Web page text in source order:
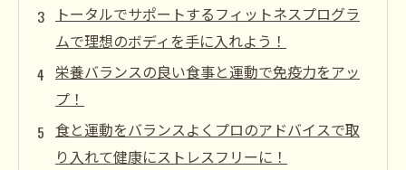
トータルでサポートするフィットネスプログラ
ムで理想のボディを手に入れよう！
栄養バランスの良い食事と運動で免疫力をアッ
プ！
食と運動をバランスよくプロのアドバイスで取
り入れて健康にストレスフリーに！